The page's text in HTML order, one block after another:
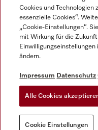
Impressum
AGB
Datenschutz
Nutzungsbedigungen
EU-Gesetzen über digitale
Cookies und Technologien
essenzielle Cookies“.
„Cookie-Einstellungen“.
mit Wirkung für die
ändern.
Impressum Datenschutz
Alle Cookies
Cookie Einstellungen